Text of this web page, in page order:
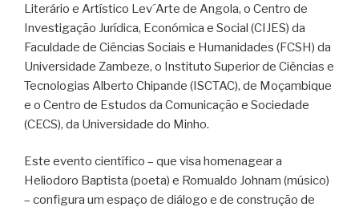
Literário e Artístico Lev´Arte de Angola, o Centro de
Investigação Jurídica, Económica e Social (CIJES) da
Faculdade de Ciências Sociais e Humanidades (FCSH) da
Universidade Zambeze, o Instituto Superior de Ciências e
Tecnologias Alberto Chipande (ISCTAC), de Moçambique
e o Centro de Estudos da Comunicação e Sociedade
(CECS), da Universidade do Minho.
Este evento científico – que visa homenagear a
Heliodoro Baptista (poeta) e Romualdo Johnam (músico)
– configura um espaço de diálogo e de construção de